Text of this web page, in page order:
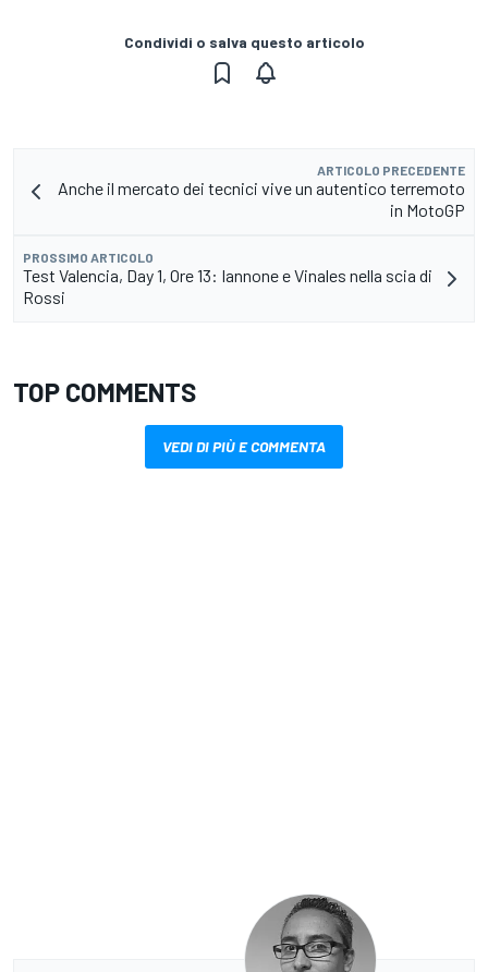
Condividi o salva questo articolo
ARTICOLO PRECEDENTE
Anche il mercato dei tecnici vive un autentico terremoto
in MotoGP
PROSSIMO ARTICOLO
Test Valencia, Day 1, Ore 13: Iannone e Vinales nella scia di
Rossi
TOP COMMENTS
VEDI DI PIÙ E COMMENTA